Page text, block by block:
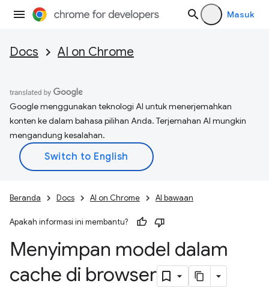
Masuk
Docs AI on Chrome
Google menggunakan teknologi AI untuk menerjemahkan
konten ke dalam bahasa pilihan Anda. Terjemahan AI mungkin
mengandung kesalahan.
Beranda Docs AI on Chrome AI bawaan
Apakah informasi ini membantu?
Menyimpan model dalam
cache di browser